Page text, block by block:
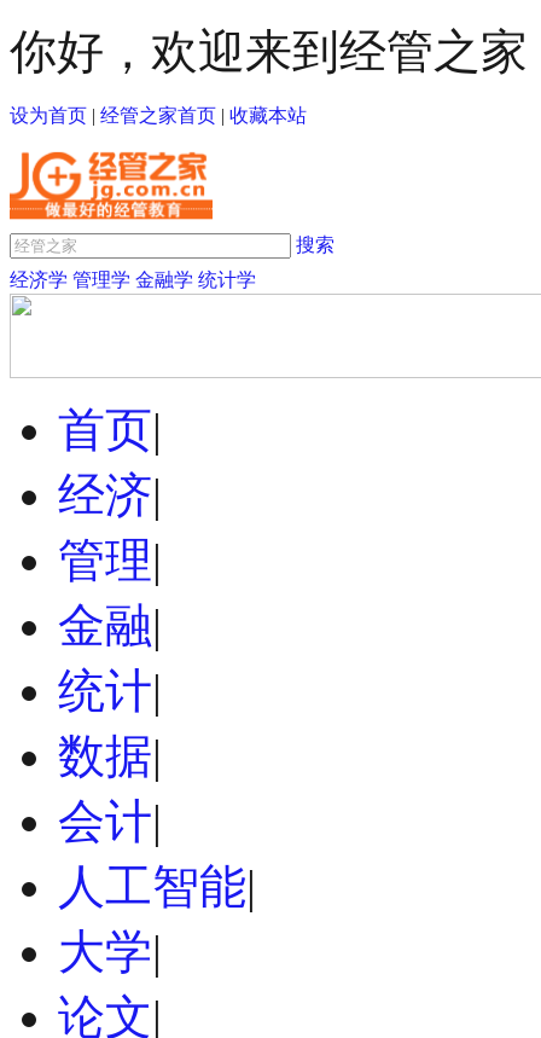
你好，欢迎来到经管之家
设为首页 | 经管之家首页 | 收藏本站
搜索
经济学 管理学 金融学 统计学
首页|
经济|
管理|
金融|
统计|
数据|
会计|
人工智能|
大学|
论文|